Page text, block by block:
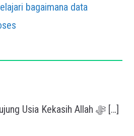
bagaimana data
Ujian Berat di Penghujung Usia Kekasih Allah ﷻ […]